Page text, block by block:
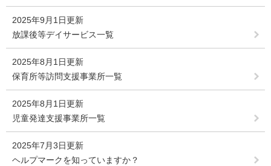
2025年9月1日更新
放課後等デイサービス一覧
2025年8月1日更新
保育所等訪問支援事業所一覧
2025年8月1日更新
児童発達支援事業所一覧
2025年7月3日更新
ヘルプマークを知っていますか？